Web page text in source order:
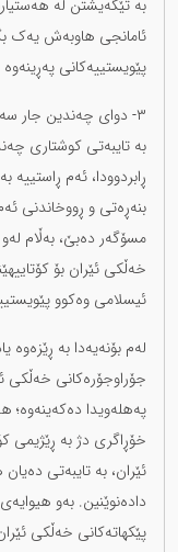
بە تێگەیشتن لە
ئامانجی هاوبەش یەک
پێویستییەکانی پەڕینەوە
٣- دوای چەندین جار
بە تایبەتی کوشتاری
ڕابردوودا، ئەم ڕاستییە
بنەڕەتی و ڕووخاندنی
مسۆگەر دەبێ، بەڵام
خەڵکی ئێران بۆ
ئیسلامی وەکوو
لەم بۆنەیەدا بە ڕێزەوە
جۆراوجۆرەکانی خەڵکی
خۆڕاگری دژ بە ڕێژیمی
ئێران، بە تایبەتی
دادەنوێنین. بەو
پێکهاتەکانی خەڵکی